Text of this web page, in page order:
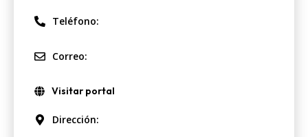
Teléfono:
Correo:
Visitar portal
Dirección: